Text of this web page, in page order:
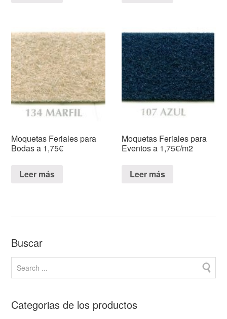
Moquetas Feriales para
Bodas a 1,75€
Leer más
Moquetas Feriales para
Eventos a 1,75€/m2
Leer más
Buscar
Categorias de los productos